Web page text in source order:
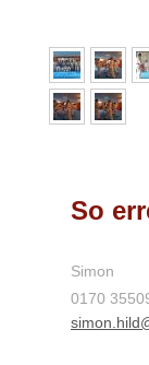
So
Simon
0170